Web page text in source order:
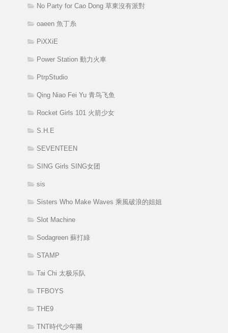
No Party for Cao Dong 草東沒有派對
oaeen 魚丁糸
PiXXiE
Power Station 動力火車
PtrpStudio
Qing Niao Fei Yu 青鸟飞鱼
Rocket Girls 101 火箭少女
S.H.E
SEVENTEEN
SING Girls SING女团
sis
Sisters Who Make Waves 乘風破浪的姐姐
Slot Machine
Sodagreen 蘇打綠
STAMP
Tai Chi 太极乐队
TFBOYS
THE9
TNT時代少年團